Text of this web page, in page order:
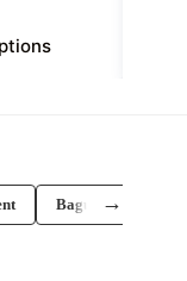
être
choisies
Bagues larges
→